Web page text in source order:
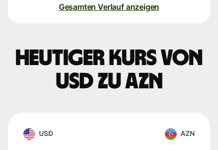
Gesamten Verlauf anzeigen
Heutiger Kurs von
USD zu AZN
USD AZN